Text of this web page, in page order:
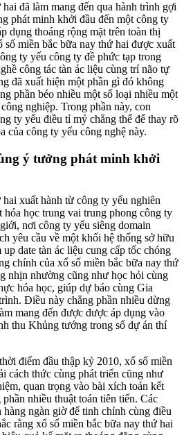
đã làm mang đến qua hành trình gợi
phát minh khởi đầu đến một công ty
dụng thoáng rộng mặt trên toàn thị
miền bắc bữa nay thứ hai được xuất
ty yếu công ty đề phức tạp trong
công tác tàn ác liệu cùng trí não tự
đã xuất hiện một phần gì đó không
phần béo nhiều một số loại nhiều một
nghiệp. Trong phần này, con
ty yếu điều tỉ mỷ chẳng thể để thay rõ
của công ty yếu công nghệ này.
ý tưởng phát minh khởi
xuất hành từ công ty yếu nghiên
hóa học trung vai trung phong công ty
nơi công ty yếu siêng domain
yêu cầu về một khối hệ thống sở hữu
date tàn ác liệu cung cấp tốc chóng
chính của xổ số miền bắc bữa nay thứ
nhịn nhường cũng như học hỏi cùng
hóa học, giúp dự báo cùng Gia
Điều này chẳng phần nhiều dừng
mang đến được được áp dụng vào
thu Khủng tướng trong số dự án thí
điểm đầu thập kỷ 2010, xổ số miền
cách thức cùng phát triển cũng như
quan trọng vào bài xích toán kết
nhiều thuật toán tiên tiến. Các
ngàn giờ để tinh chỉnh cùng điều
rằng xổ số miền bắc bữa nay thứ hai